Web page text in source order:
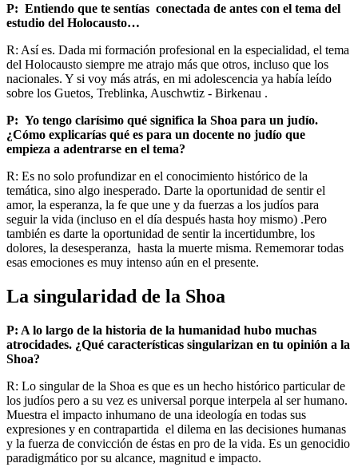
P: Entiendo que te sentías conectada de antes con el tema del
estudio del Holocausto…
R: Así es. Dada mi formación profesional en la especialidad, el tema
del Holocausto siempre me atrajo más que otros, incluso que los
nacionales. Y si voy más atrás, en mi adolescencia ya había leído
sobre los Guetos, Treblinka, Auschwtiz - Birkenau .
P: Yo tengo clarísimo qué significa la Shoa para un judío.
¿Cómo explicarías qué es para un docente no judío que
empieza a adentrarse en el tema?
R: Es no solo profundizar en el conocimiento histórico de la
temática, sino algo inesperado. Darte la oportunidad de sentir el
amor, la esperanza, la fe que une y da fuerzas a los judíos para
seguir la vida (incluso en el día después hasta hoy mismo) .Pero
también es darte la oportunidad de sentir la incertidumbre, los
dolores, la desesperanza, hasta la muerte misma. Rememorar todas
esas emociones es muy intenso aún en el presente.
La singularidad de la Shoa
P: A lo largo de la historia de la humanidad hubo muchas
atrocidades. ¿Qué características singularizan en tu opinión a la
Shoa?
R: Lo singular de la Shoa es que es un hecho histórico particular de
los judíos pero a su vez es universal porque interpela al ser humano.
Muestra el impacto inhumano de una ideología en todas sus
expresiones y en contrapartida el dilema en las decisiones humanas
y la fuerza de convicción de éstas en pro de la vida. Es un genocidio
paradigmático por su alcance, magnitud e impacto.